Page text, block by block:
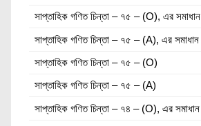
সাপ্তাহিক গণিত চিন্তা – ৭৫ – (O), এর সমাধান
সাপ্তাহিক গণিত চিন্তা – ৭৫ – (A), এর সমাধান
সাপ্তাহিক গণিত চিন্তা – ৭৫ – (O)
সাপ্তাহিক গণিত চিন্তা – ৭৫ – (A)
সাপ্তাহিক গণিত চিন্তা – ৭৪ – (O), এর সমাধান